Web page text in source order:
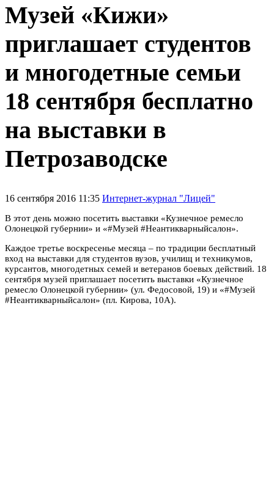
Музей «Кижи»
приглашает студентов
и многодетные семьи
18 сентября бесплатно
на выставки в
Петрозаводске
16 сентября 2016 11:35 Интернет-журнал "Лицей"
В этот день можно посетить выставки «Кузнечное ремесло
Олонецкой губернии» и «#Музей #Неантикварныйсалон».
Каждое третье воскресенье месяца – по традиции бесплатный
вход на выставки для студентов вузов, училищ и техникумов,
курсантов, многодетных семей и ветеранов боевых действий. 18
сентября музей приглашает посетить выставки «Кузнечное
ремесло Олонецкой губернии» (ул. Федосовой, 19) и «#Музей
#Неантикварныйсалон» (пл. Кирова, 10А).